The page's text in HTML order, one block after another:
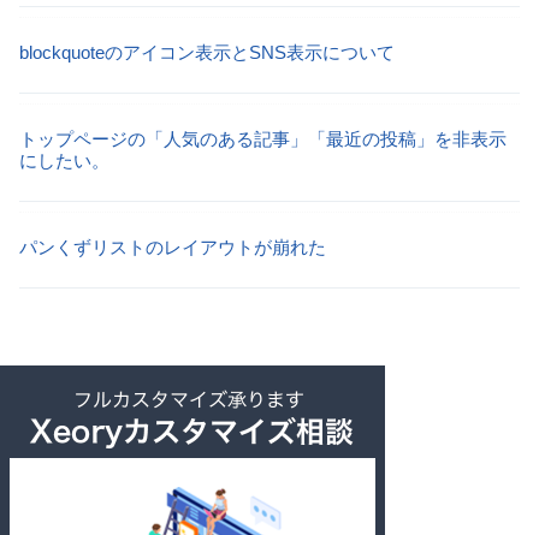
blockquoteのアイコン表示とSNS表示について
トップページの「人気のある記事」「最近の投稿」を非表示
にしたい。
パンくずリストのレイアウトが崩れた